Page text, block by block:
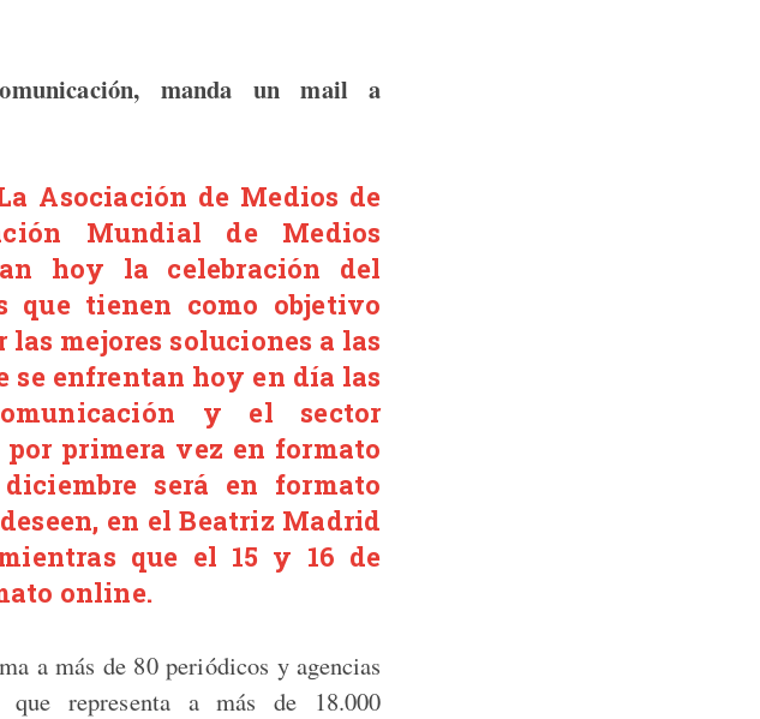
manda un mail a
Asociación de Medios de
Mundial de Medios
hoy la celebración del
que tienen como objetivo
mejores soluciones a las
se enfrentan hoy en día las
y el sector
primera vez en formato
será en formato
en el Beatriz Madrid
que el 15 y 16 de
online.
a más de 80 periódicos y agencias
representa a más de 18.000